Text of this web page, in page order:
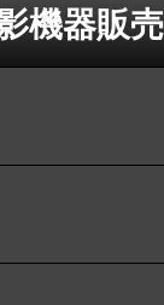
機器販売